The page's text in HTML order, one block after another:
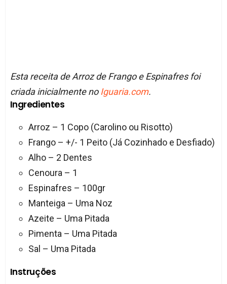
Esta receita de Arroz de Frango e Espinafres foi
criada inicialmente noIguaria.com.
Ingredientes
Arroz – 1 Copo (Carolino ou Risotto)
Frango – +/- 1 Peito (Já Cozinhado e Desfiado)
Alho – 2 Dentes
Cenoura – 1
Espinafres – 100gr
Manteiga – Uma Noz
Azeite – Uma Pitada
Pimenta – Uma Pitada
Sal – Uma Pitada
Instruções